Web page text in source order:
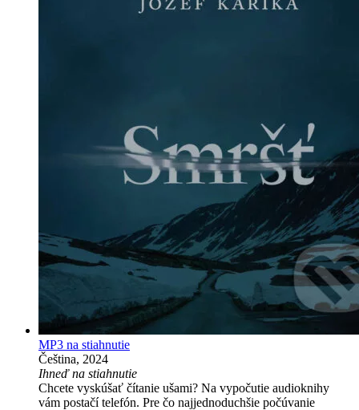
MP3 na stiahnutie
Čeština, 2024
Ihneď na stiahnutie
Chcete vyskúšať čítanie ušami? Na vypočutie audioknihy
vám postačí telefón. Pre čo najjednoduchšie počúvanie